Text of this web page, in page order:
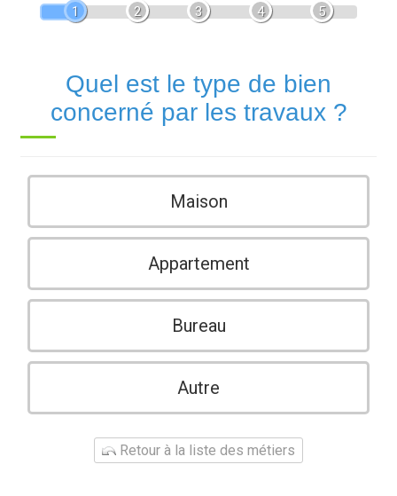
1 2 3 4 5
Quel est le type de bien
concerné par les travaux ?
Maison
Appartement
Bureau
Autre
Retour à la liste des métiers